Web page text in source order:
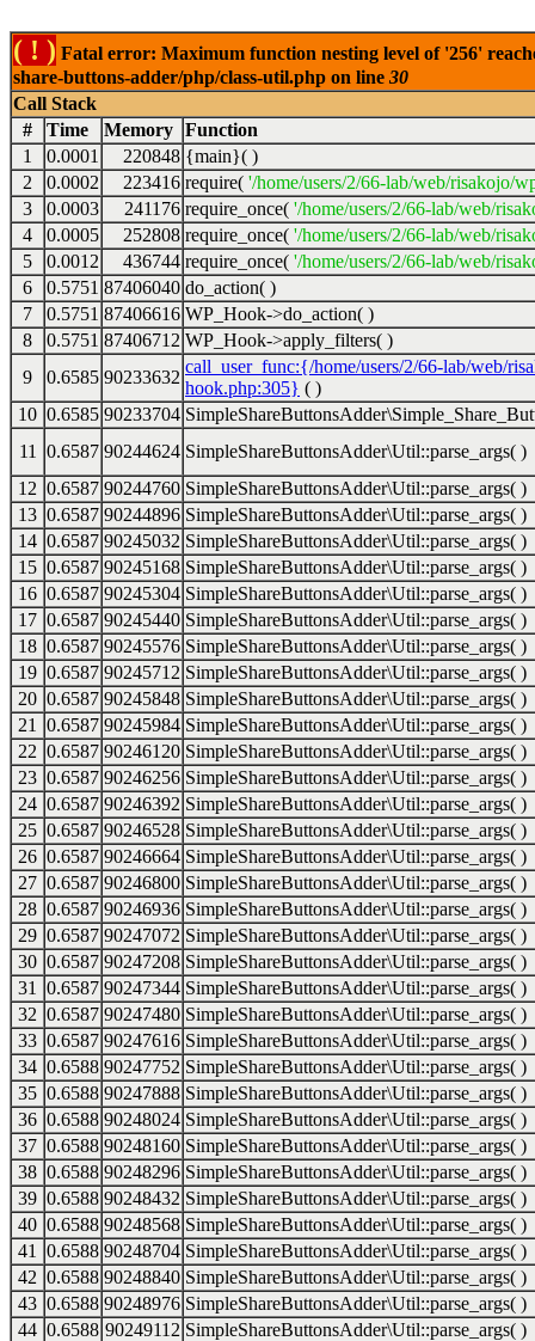
( ! ) Fatal error: Maximum function nesting level of '256'
share-buttons-adder/php/class-util.php on line 30
Call Stack
#
Time Memory Function
1
0.0001 220848 {main}( )
2
0.0002 223416 require( '/home/users/2/66-lab/web/risakojo/
3
0.0003 241176 require_once( '/home/users/2/66-lab/web/
4
0.0005 252808 require_once( '/home/users/2/66-lab/web/
5
0.0012 436744 require_once( '/home/users/2/66-lab/web/
6
0.5751 87406040 do_action( )
7
0.5751 87406616 WP_Hook->do_action( )
8
0.5751 87406712 WP_Hook->apply_filters( )
9
0.6585 90233632
call_user_func:{/home/users/2/66-lab/web/
hook.php:305} ( )
10 0.6585 90233704
11
0.6587 90244624 SimpleShareButtonsAdder\Util::parse_args( )
12 0.6587 90244760 SimpleShareButtonsAdder\Util::parse_args( )
13 0.6587 90244896 SimpleShareButtonsAdder\Util::parse_args( )
14 0.6587 90245032 SimpleShareButtonsAdder\Util::parse_args( )
15 0.6587 90245168 SimpleShareButtonsAdder\Util::parse_args( )
16 0.6587 90245304 SimpleShareButtonsAdder\Util::parse_args( )
17 0.6587 90245440 SimpleShareButtonsAdder\Util::parse_args( )
18 0.6587 90245576 SimpleShareButtonsAdder\Util::parse_args( )
19 0.6587 90245712 SimpleShareButtonsAdder\Util::parse_args( )
20 0.6587 90245848 SimpleShareButtonsAdder\Util::parse_args( )
21
0.6587 90245984 SimpleShareButtonsAdder\Util::parse_args( )
22 0.6587 90246120 SimpleShareButtonsAdder\Util::parse_args( )
23 0.6587 90246256 SimpleShareButtonsAdder\Util::parse_args( )
24 0.6587 90246392 SimpleShareButtonsAdder\Util::parse_args( )
25 0.6587 90246528 SimpleShareButtonsAdder\Util::parse_args( )
26 0.6587 90246664 SimpleShareButtonsAdder\Util::parse_args( )
27 0.6587 90246800 SimpleShareButtonsAdder\Util::parse_args( )
28 0.6587 90246936 SimpleShareButtonsAdder\Util::parse_args( )
29 0.6587 90247072 SimpleShareButtonsAdder\Util::parse_args( )
30 0.6587 90247208 SimpleShareButtonsAdder\Util::parse_args( )
31
0.6587 90247344 SimpleShareButtonsAdder\Util::parse_args( )
32 0.6587 90247480 SimpleShareButtonsAdder\Util::parse_args( )
33 0.6587 90247616 SimpleShareButtonsAdder\Util::parse_args( )
34 0.6588 90247752 SimpleShareButtonsAdder\Util::parse_args( )
35 0.6588 90247888 SimpleShareButtonsAdder\Util::parse_args( )
36 0.6588 90248024 SimpleShareButtonsAdder\Util::parse_args( )
37 0.6588 90248160 SimpleShareButtonsAdder\Util::parse_args( )
38 0.6588 90248296 SimpleShareButtonsAdder\Util::parse_args( )
39 0.6588 90248432 SimpleShareButtonsAdder\Util::parse_args( )
40 0.6588 90248568 SimpleShareButtonsAdder\Util::parse_args( )
41
0.6588 90248704 SimpleShareButtonsAdder\Util::parse_args( )
42 0.6588 90248840 SimpleShareButtonsAdder\Util::parse_args( )
43 0.6588 90248976 SimpleShareButtonsAdder\Util::parse_args( )
44 0.6588 90249112 SimpleShareButtonsAdder\Util::parse_args( )